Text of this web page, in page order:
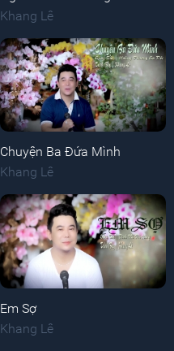
Khang Lê
Chuyện Ba Đứa Mình
Khang Lê
Em Sợ
Khang Lê